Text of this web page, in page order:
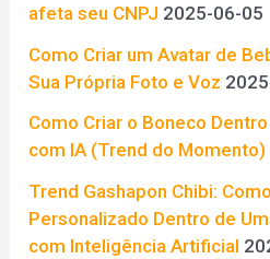
r
p
o
r
afeta seu CNPJ 2025-06-05
Como Criar um Avatar de
Sua Própria Foto e Voz
Como Criar o Boneco
com IA (Trend do Momento)
Trend Gashapon Chibi:
Personalizado Dentro de
com Inteligência Artificial